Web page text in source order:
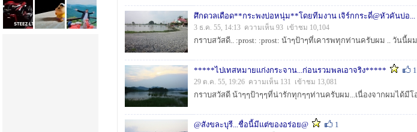
ศึกดวลเดือด**กระพงบ่อหนุ่ม**โดยทีมงาน เจิร์กกระดี่@หัวคันบ่อ...
3 ธ.ค. 55, 14:13 ความเห็น 93 เข้าชม 10,104
*****ไปเทสหมายแก่งกระจาน...ก่อนรวมพลเอาจริง***** 1
29 ต.ค. 55, 19:26 ความเห็น 131 เข้าชม 13,081
@สังขละบุรี...ชื่อนี้มีแต่ของอร่อย@ 1